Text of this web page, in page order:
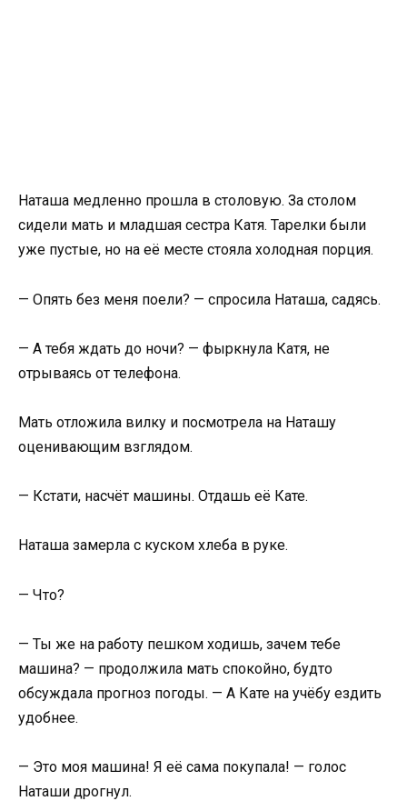
Наташа медленно прошла в столовую. За столом
сидели мать и младшая сестра Катя. Тарелки были
уже пустые, но на её месте стояла холодная порция.
— Опять без меня поели? — спросила Наташа, садясь.
— А тебя ждать до ночи? — фыркнула Катя, не
отрываясь от телефона.
Мать отложила вилку и посмотрела на Наташу
оценивающим взглядом.
— Кстати, насчёт машины. Отдашь её Кате.
Наташа замерла с куском хлеба в руке.
— Что?
— Ты же на работу пешком ходишь, зачем тебе
машина? — продолжила мать спокойно, будто
обсуждала прогноз погоды. — А Кате на учёбу ездить
удобнее.
— Это моя машина! Я её сама покупала! — голос
Наташи дрогнул.